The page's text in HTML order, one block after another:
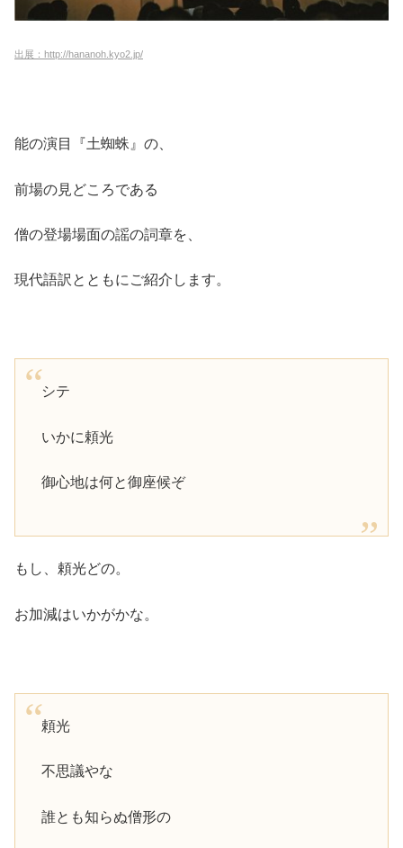
出展：http://hananoh.kyo2.jp/
能の演目『土蜘蛛』の、
前場の見どころである
僧の登場場面の謡の詞章を、
現代語訳とともにご紹介します。
シテ
いかに頼光
御心地は何と御座候ぞ
もし、頼光どの。
お加減はいかがかな。
頼光
不思議やな
誰とも知らぬ僧形の